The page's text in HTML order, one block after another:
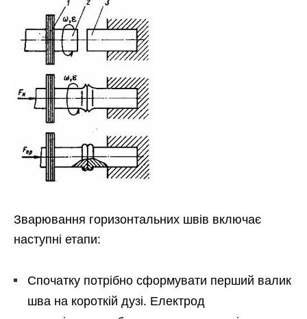
Зварювання горизонтальних швів включає
наступні етапи:
Спочатку потрібно сформувати перший валик
шва на короткій дузі. Електрод